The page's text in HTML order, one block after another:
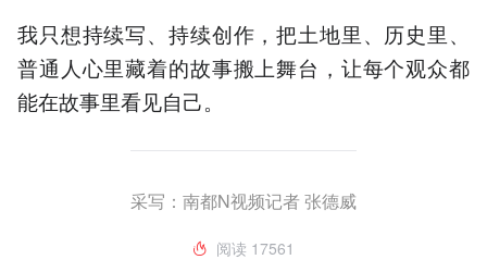
我只想持续写、持续创作，把土地里、历史里、
普通人心里藏着的故事搬上舞台，让每个观众都
能在故事里看见自己。
采写：南都N视频记者 张德威
阅读 17561